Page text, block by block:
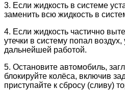
3. Если жидкость в системе
заменить всю жидкость в
4. Если жидкость частично
утечки в систему попал
дальнейшей работой.
5. Остановите автомобиль,
блокируйте колёса, включив
приступайте к сбросу (сливу)